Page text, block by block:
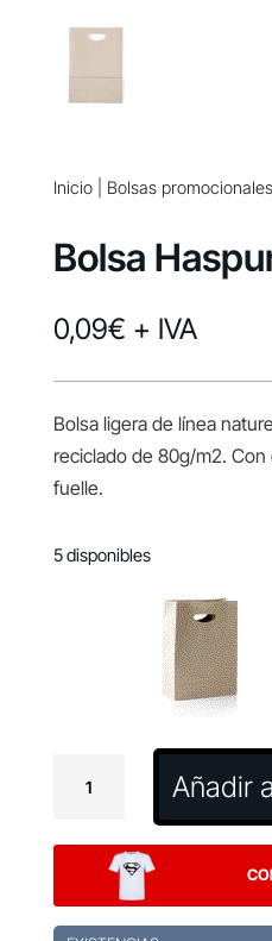
Inicio| Bolsas promocionales
Bolsa
0,09€ + IVA
Bolsa ligera de línea
reciclado de 80g/m2. Con
fuelle.
5 disponibles
Haspun
Añadir